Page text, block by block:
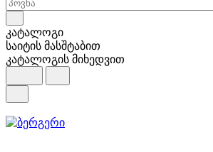
კატალოგი
საიტის მასშტაბით
კატალოგის მიხედვით